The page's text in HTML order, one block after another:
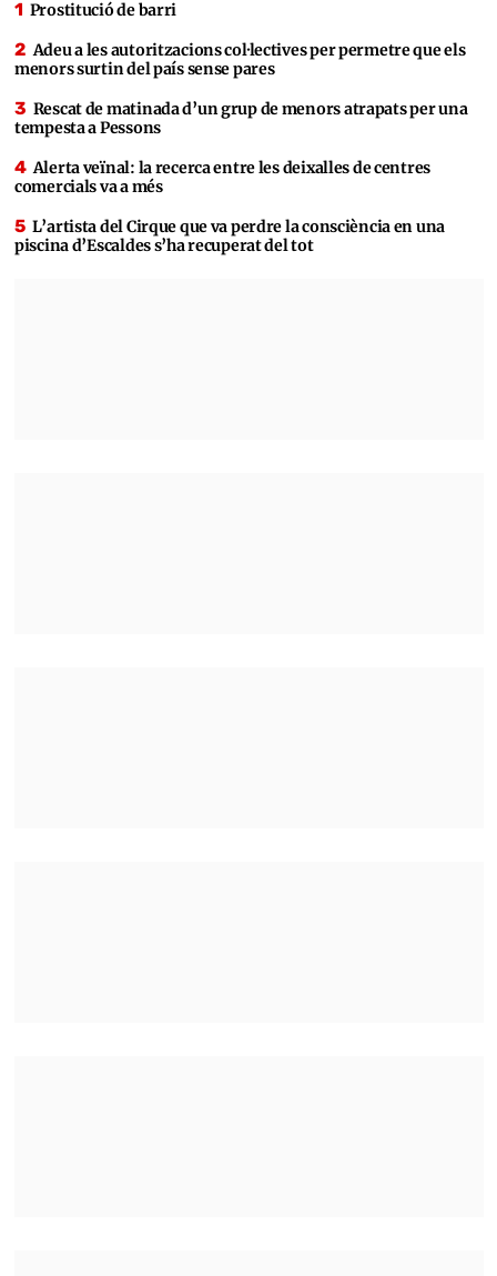
Prostitució de barri
Adeu a les autoritzacions col·lectives per permetre que els
menors surtin del país sense pares
Rescat de matinada d’un grup de menors atrapats per una
tempesta a Pessons
Alerta veïnal: la recerca entre les deixalles de centres
comercials va a més
L’artista del Cirque que va perdre la consciència en una
piscina d’Escaldes s’ha recuperat del tot